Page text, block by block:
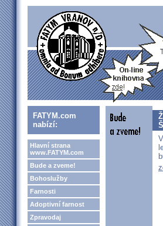
FATYM.com
nabízí:
Hlavní strana
www.FATYM.com
Bude a zveme!
Bohoslužby
Farnosti
Adoptivní farnost
Zpravodaj